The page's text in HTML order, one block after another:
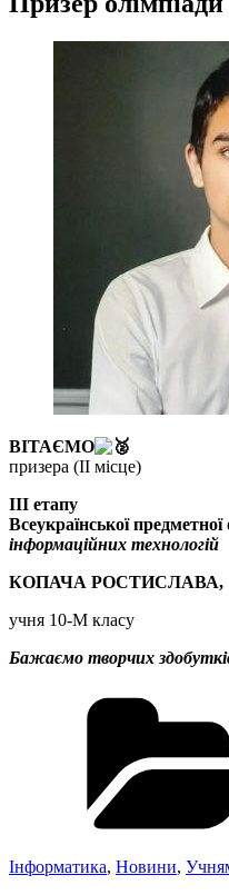
ВІТАЄМО
призера (ІІ місце)
ІІІ етапу
Всеукраїнської предметної
інформаційних технологій
КОПАЧА РОСТИСЛАВА,
учня 10-М класу
Бажаємо творчих
Інформатика, Новини,